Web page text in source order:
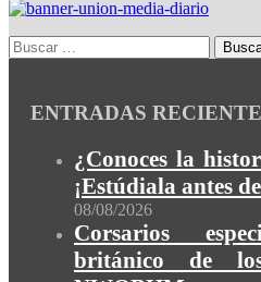
ENTRADAS
¿Conoces la
¡Estúdiala antes
08/08/2026
Corsarios
británico de